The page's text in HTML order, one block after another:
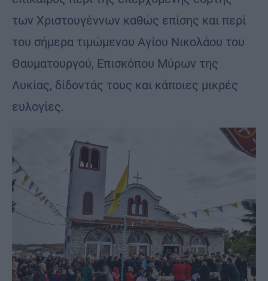
των Χριστουγέννων καθώς επίσης και περί
του σήμερα τιμώμενου Αγίου Νικολάου του
Θαυματουργού, Επισκόπου Μύρων της
Λυκίας, δίδοντάς τους και κάποιες μικρές
ευλογίες.